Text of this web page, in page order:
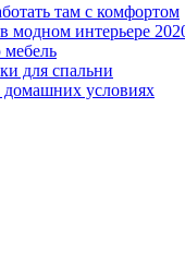
там с комфортом
интерьере
для спальни
домашних условиях